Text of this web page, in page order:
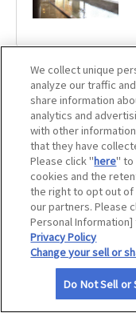
ホテルクラウンパレ
伊豆畑毛温泉 大仙家
We collect unique
analyze our traffic
share information
analytics and
with other
that they have
Please click "here" to
cookies and the
the right to opt out of
our partners. Please
Personal
Privacy Policy
Change your sell or
Do Not Sell or